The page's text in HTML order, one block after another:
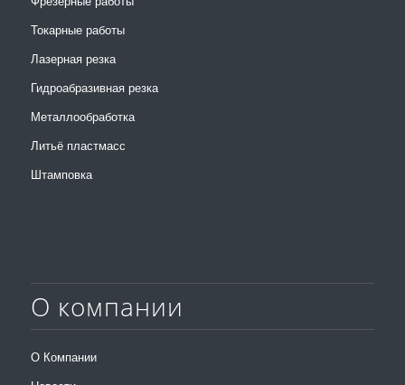
Токарные работы
Лазерная резка
Гидроабразивная резка
Металлообработка
Литьё пластмасс
Штамповка
О компании
О Компании